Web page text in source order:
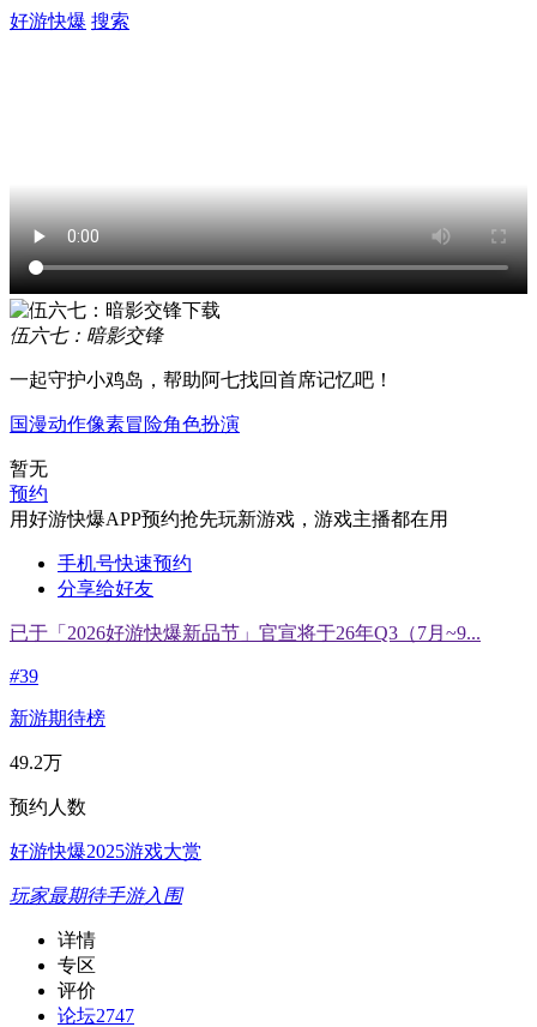
好游快爆 搜索
伍六七：暗影交锋
一起守护小鸡岛，帮助阿七找回首席记忆吧！
国漫动作像素冒险角色扮演
暂无
预约
用好游快爆APP预约抢先玩新游戏，游戏主播都在用
手机号快速预约
分享给好友
已于「2026好游快爆新品节」官宣将于26年Q3（7月~9...
#39
新游期待榜
49.2万
预约人数
好游快爆2025游戏大赏
玩家最期待手游入围
详情
专区
评价
论坛2747